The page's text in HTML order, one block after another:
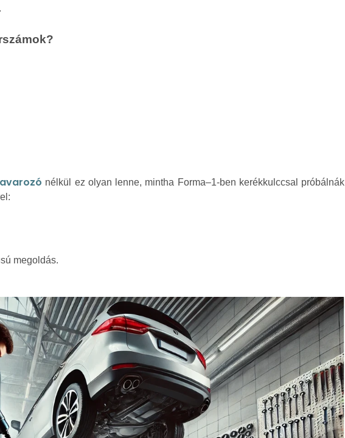
nélkül ez olyan lenne, mintha Forma–1-ben kerékkulccsal próbálnák
megoldás.